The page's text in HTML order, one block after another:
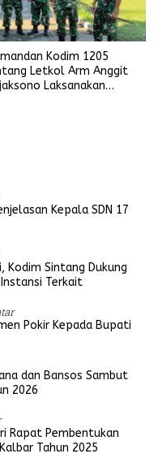
Kodim 1205
Letkol Arm Anggit
Laksanakan
Kepala SDN 17
Kodim Sintang Dukung
Terkait
Pokir Kepada Bupati
dan Bansos Sambut
2026
Rapat Pembentukan
Tahun 2025